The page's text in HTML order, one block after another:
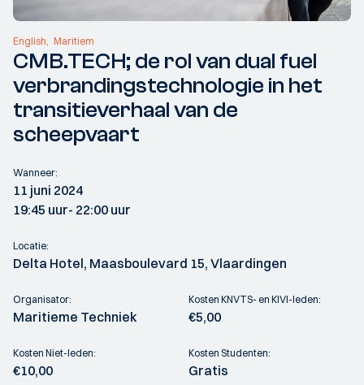
English Maritiem
CMB.TECH; de rol van dual fuel
verbrandingstechnologie in het
transitieverhaal van de
scheepvaart
Wanneer:
11 juni 2024
19:45 uur- 22:00 uur
Locatie:
Delta Hotel, Maasboulevard 15, Vlaardingen
Organisator:
Maritieme Techniek
Kosten KNVTS- en KIVI-leden:
€5,00
Kosten Niet-leden:
€10,00
Kosten Studenten:
Gratis